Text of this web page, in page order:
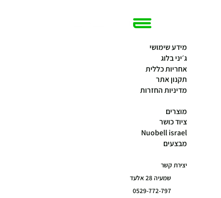
מידע שימושי
ג׳יני בלוג
אחריות כללית
תקנון אתר
מדיניות החזרות
מוצרים
ציוד כושר
Nuobell israel
מבצעים
יצירת קשר
שמעיה 28 אלעד
0529-772-797